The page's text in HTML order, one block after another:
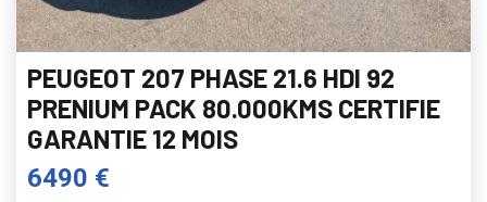
PEUGEOT 207 PHASE 21.6 HDI 92
PRENIUM PACK 80.000KMS CERTIFIE
GARANTIE 12 MOIS
6490 €